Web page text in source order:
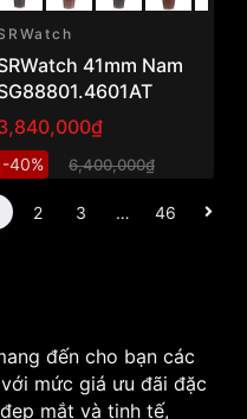
41mm Nam
-40% 6,400,000₫
2 3 … 46
đến cho bạn các
mức giá ưu đãi đặc
mắt và tinh tế,